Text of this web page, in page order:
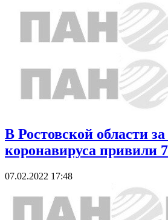
В Ростовской области
коронавируса привили
07.02.2022 17:48